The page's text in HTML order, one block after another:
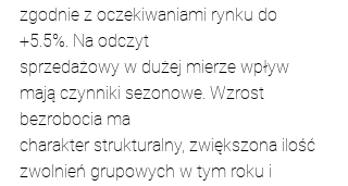
zgodnie z oczekiwaniami rynku do
+5.5%. Na odczyt
sprzedażowy w dużej mierze wpływ
mają czynniki sezonowe. Wzrost
bezrobocia ma
charakter strukturalny, zwiększona ilość
zwolnień grupowych w tym roku i